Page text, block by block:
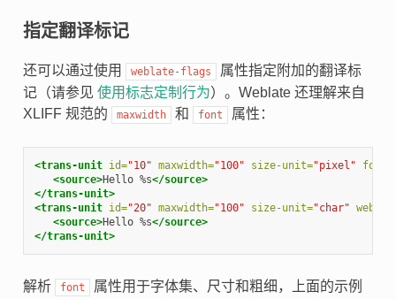
指定翻译标记
还可以通过使用 weblate-flags
属性指定附加的翻译标
记（请参见 使用标志定制行为）。Weblate 还理解来自
XLIFF 规范的
maxwidth 和 font 属性：
<trans-unit id="10" maxwidth="100" size-unit="pixel" font=
<source>Hello %s</source>
</trans-unit>
<trans-unit id="20" maxwidth="100" size-unit="char"
<source>Hello %s</source>
</trans-unit>
解析 font
属性用于字体集、尺寸和粗细，上面的示例